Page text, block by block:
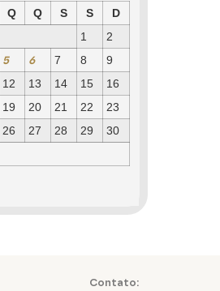
Q Q S S
D
1
2
5 6 7 8
9
12 13 14 15
16
19 20 21 22
23
26 27 28 29
30
Contato: